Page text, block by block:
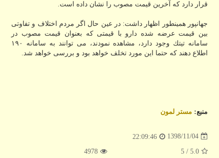
قرار دارد كه آخرین قیمت مصوب را نشان داده است.
جهانپور همینطور اظهار داشت: در عین حال اگر مردم اختلاف و تفاوتی
بین قیمت عرضه شده دارو با قیمتی كه بعنوان قیمت مصوب در
سامانه تیتك وجود دارد، مشاهده نمودند، می توانند به سامانه ۱۹۰
اطلاع دهند كه حتما این مورد تخلف خواهد بود و بررسی خواهد شد.
منبع: مستر لمون
1398/11/04
22:09:46
5.0
/ 5
4978